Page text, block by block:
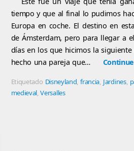
tiempo y que al final lo pudimos
Europa en coche. El destino en
de Ámsterdam, pero para llegar a
días en los que hicimos la
hecho una pareja que…
Etiquetado Disneyland,francia, Jardines,
medieval,Versalles